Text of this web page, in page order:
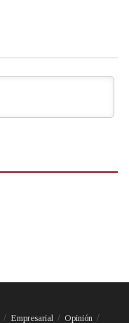
Empresarial Opinión